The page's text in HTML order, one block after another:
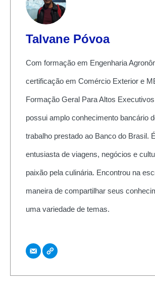
Talvane Póvoa
Com formação em Engenharia
certificação em Comércio Exterior e
Formação Geral Para Altos
possui amplo conhecimento bancário
trabalho prestado ao Banco do Brasil.
entusiasta de viagens, negócios e
paixão pela culinária. Encontrou na
maneira de compartilhar seus
uma variedade de temas.